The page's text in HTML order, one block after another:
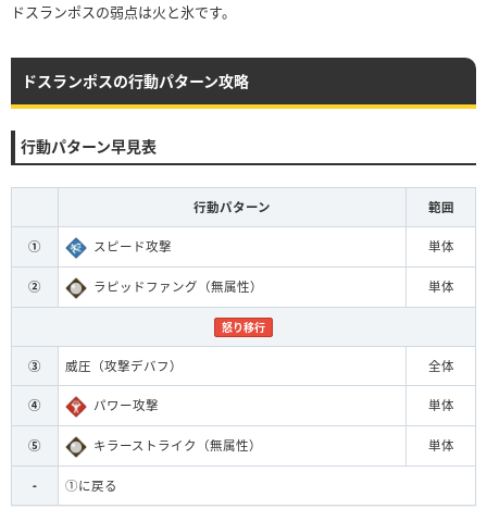
ドスランポスの弱点は火と氷です。
ドスランポスの行動パターン攻略
行動パターン早見表
行動パターン 範囲
① スピード攻撃 単体
② ラピッドファング（無属性） 単体
怒り移行
③ 威圧（攻撃デバフ） 全体
④ パワー攻撃 単体
⑤ キラーストライク（無属性） 単体
- ①に戻る